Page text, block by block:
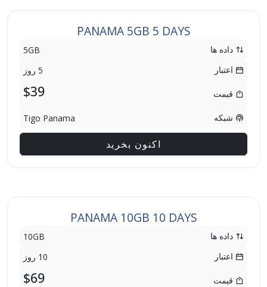
PANAMA 5GB 5 DAYS
داده ها
5GB
اعتبار
5 روز
قیمت $39
شبکه Tigo Panama
اکنون بخرید
PANAMA 10GB 10 DAYS
داده ها
10GB
اعتبار
10 روز
قیمت $69